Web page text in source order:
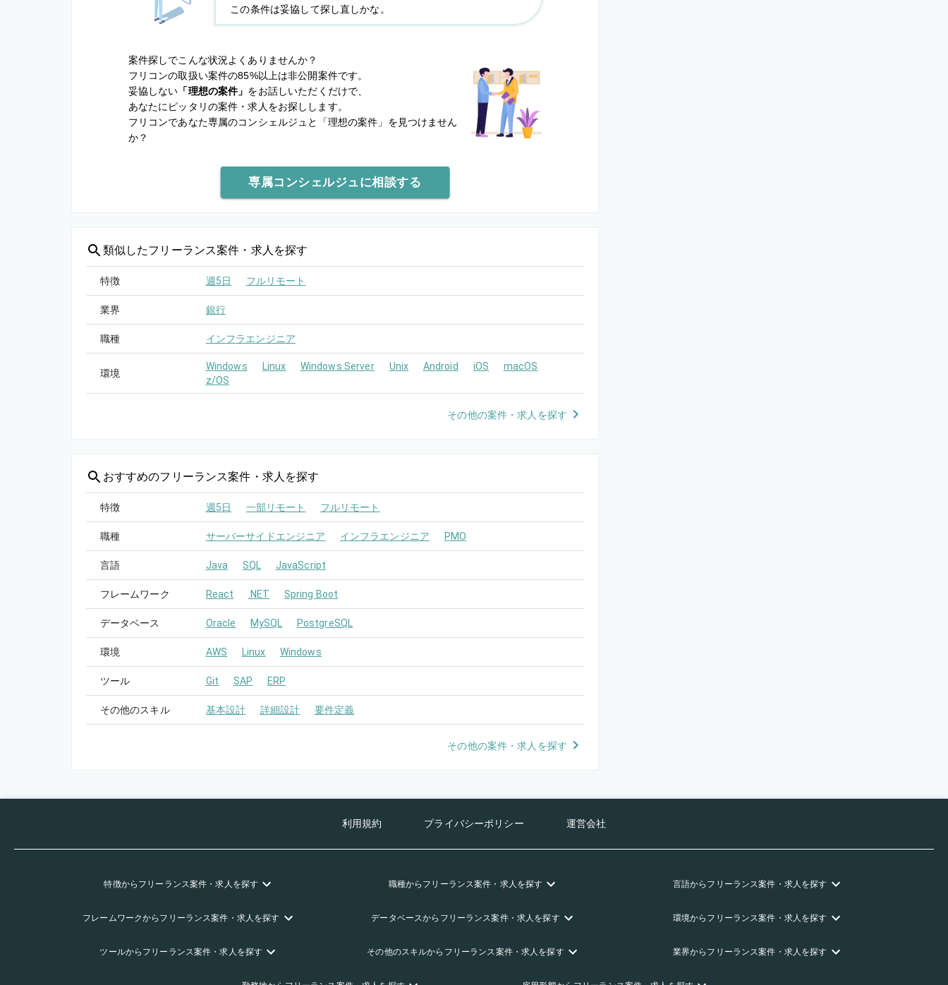
この条件は妥協して探し直しかな。
案件探しでこんな状況よくありませんか？
フリコンの取扱い案件の85%以上は非公開案件です。
妥協しない 「理想の案件」 をお話しいただくだけで、
あなたにピッタリの案件・求人をお探しします。
フリコンであなた専属のコンシェルジュと
「理想の案件」を見つけません
か？
専属コンシェルジュに相談する
類似したフリーランス案件・求人を探す
特徴 週5日 フルリモート
業界 銀行
職種 インフラエンジニア
環境
Windows Linux Windows Server Unix Android iOS
macOS
z/OS
その他の案件・求人を探す
おすすめのフリーランス案件・求人を探す
特徴 週5日 一部リモート フルリモート
職種 サーバーサイドエンジニア インフラエンジニア PMO
言語 Java SQL JavaScript
フレームワーク React .NET Spring Boot
データベース Oracle MySQL PostgreSQL
環境 AWS Linux Windows
ツール Git SAP ERP
その他のスキル 基本設計 詳細設計 要件定義
その他の案件・求人を探す
利用規約 プライバシーポリシー 運営会社
特徴からフリーランス案件・求人を探す 職種からフリーランス案件・求人を探す 言語からフリーランス案件・求人を探す
フレームワークからフリーランス案件・求人を探す データベースからフリーランス案件・求人を探す 環境からフリーランス案件・求人を探す
ツールからフリーランス案件・求人を探す その他のスキルからフリーランス案件・求人を探す 業界からフリーランス案件・求人を探す